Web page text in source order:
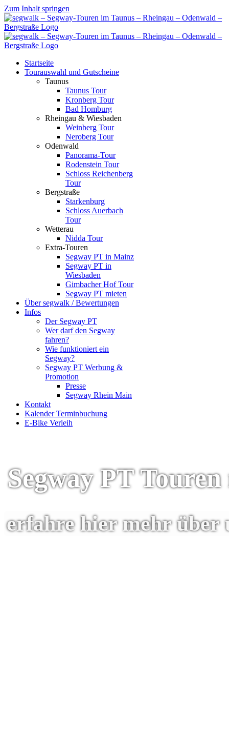
Zum Inhalt springen
Startseite
Tourauswahl und Gutscheine
Taunus
Taunus Tour
Kronberg Tour
Bad Homburg
Rheingau & Wiesbaden
Weinberg Tour
Neroberg Tour
Odenwald
Panorama-Tour
Rodenstein Tour
Schloss Reichenberg
Tour
Bergstraße
Starkenburg
Schloss Auerbach
Tour
Wetterau
Nidda Tour
Extra-Touren
Segway PT in Mainz
Segway PT in
Wiesbaden
Gimbacher Hof Tour
Segway PT mieten
Über segwalk / Bewertungen
Infos
Der Segway PT
Wer darf den Segway
fahren?
Wie funktioniert ein
Segway?
Segway PT Werbung &
Promotion
Presse
Segway Rhein Main
Kontakt
Kalender Terminbuchung
E-Bike Verleih
Segway PT
erfahre hier mehr über